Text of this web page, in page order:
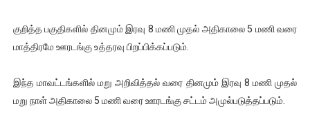
குறித்த பகுதிகளில் தினமும் இரவு 8 மணி முதல் அதிகாலை 5 மணி வரை
மாத்திரமே ஊரடங்கு உத்தரவு பிறப்பிக்கப்படும்.
இந்த மாவட்டங்களில் மறு அறிவித்தல் வரை தினமும் இரவு 8 மணி முதல்
மறு நாள் அதிகாலை 5 மணி வரை ஊரடங்கு சட்டம் அமுல்படுத்தப்படும்.